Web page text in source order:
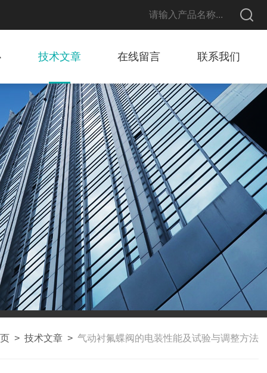
技术文章 在线留言 联系我们
> 技术文章 > 气动衬氟蝶阀的电装性能及试验与调整方法